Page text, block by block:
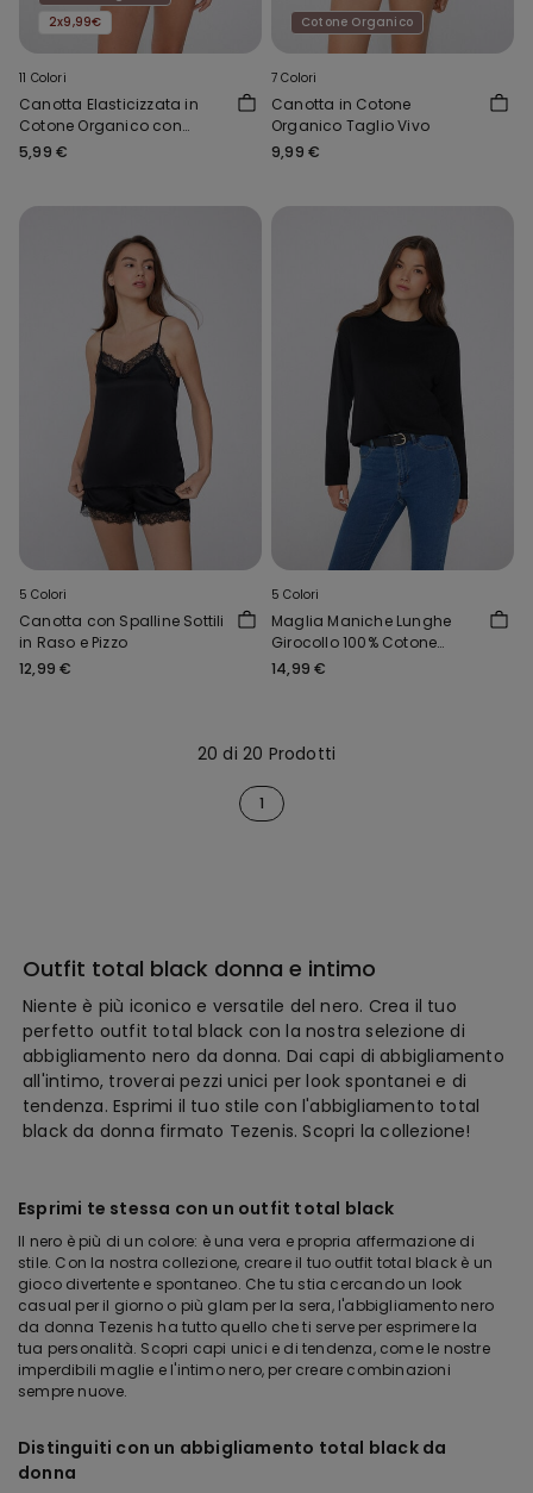
2x9,99€
11 Colori
Canotta Elasticizzata in
Cotone Organico con
Scollo Tondo
5,99 €
Cotone Organico
7 Colori
Canotta in Cotone
Organico Taglio Vivo
9,99 €
5 Colori
Canotta con Spalline Sottili
in Raso e Pizzo
12,99 €
5 Colori
Maglia Maniche Lunghe
Girocollo 100% Cotone
Pesantezza Media
14,99 €
20 di 20 Prodotti
1
Outfit total black donna e intimo
Niente è più iconico e versatile del nero. Crea il tuo
perfetto outfit total black con la nostra selezione di
abbigliamento nero da donna. Dai capi di abbigliamento
all'intimo, troverai pezzi unici per look spontanei e di
tendenza. Esprimi il tuo stile con l'abbigliamento total
black da donna firmato Tezenis. Scopri la collezione!
Esprimi te stessa con un outfit total black
Il nero è più di un colore: è una vera e propria affermazione di
stile. Con la nostra collezione, creare il tuo outfit total black è un
gioco divertente e spontaneo. Che tu stia cercando un look
casual per il giorno o più glam per la sera, l'abbigliamento nero
da donna Tezenis ha tutto quello che ti serve per esprimere la
tua personalità. Scopri capi unici e di tendenza, come le nostre
imperdibili maglie e l'intimo nero, per creare combinazioni
sempre nuove.
Distinguiti con un abbigliamento total black da
donna